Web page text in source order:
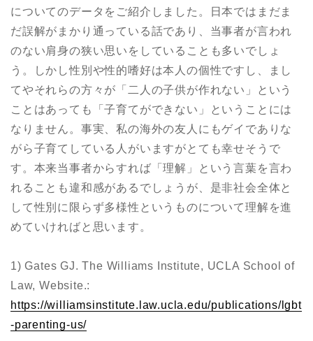
についてのデータをご紹介しました。日本ではまだま
だ誤解がまかり通っている話であり、当事者が言われ
のない肩身の狭い思いをしていることも多いでしょ
う。しかし性別や性的嗜好は本人の個性ですし、まし
てやそれらの方々が「二人の子供が作れない」という
ことはあっても「子育てができない」ということには
なりません。事実、私の海外の友人にもゲイでありな
がら子育てしている人がいますがとても幸せそうで
す。本来当事者からすれば「理解」という言葉を言わ
れることも違和感があるでしょうが、是非社会全体と
して性別に限らず多様性というものについて理解を進
めていければと思います。
1) Gates GJ. The Williams Institute, UCLA School of
Law, Website.:
https://williamsinstitute.law.ucla.edu/publications/lgbt
-parenting-us/